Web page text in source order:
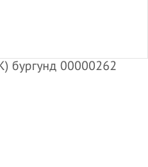
бургунд 00000262